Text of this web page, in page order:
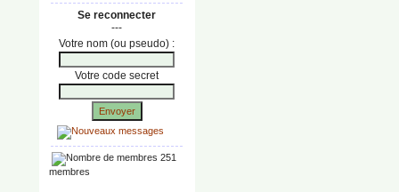
Se reconnecter
---
Votre nom (ou pseudo) :
Votre code secret
Envoyer
251
membres